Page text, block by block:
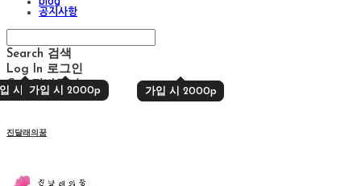
공지사항
Search 검색
Log In
시 2000p
로그인
가입 시 2000p 가입 시 2000p
가입 시 2000p
Cart장바구니
진달래의꿈